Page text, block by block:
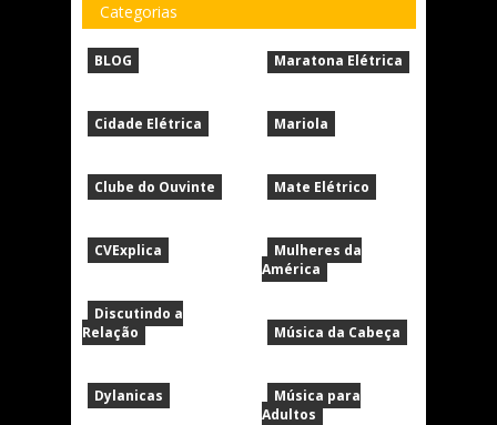
Categorias
BLOG
Cidade Elétrica
Clube do Ouvinte
CVExplica
Discutindo a
Relação
Dylanicas
Maratona Elétrica
Mariola
Mate Elétrico
Mulheres da
América
Música da Cabeça
Música para
Adultos